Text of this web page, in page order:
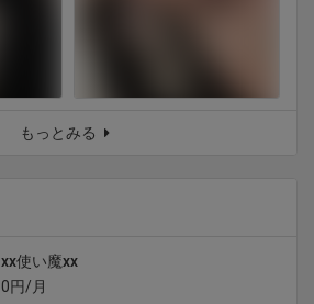
もっとみる
xx使い魔xx
0円/月